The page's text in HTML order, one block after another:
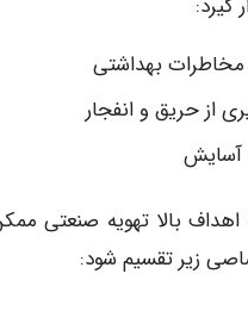
مخاطرات بهداشتی
از حریق و انفجار
آسایش
اهداف بالا تهویه صنعتی
زیر تقسیم شود: